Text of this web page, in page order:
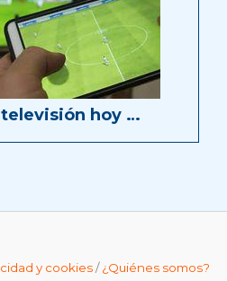
hoy …
y cookies/¿Quiénes somos?